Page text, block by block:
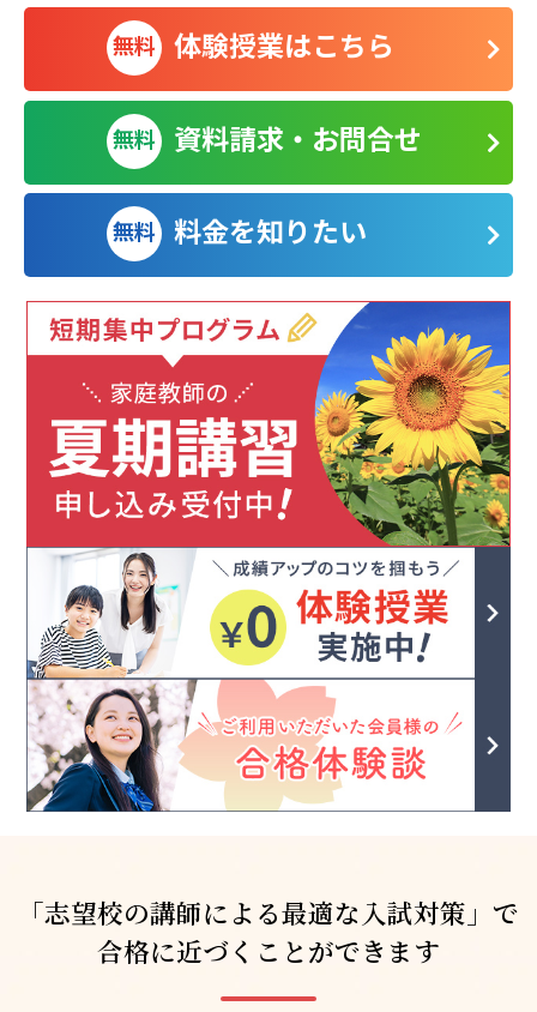
無料 体験授業はこちら
無料 資料請求・お問合せ
無料 料金を知りたい
「志望校の講師による最適な入試対策」で
合格に近づくことができます